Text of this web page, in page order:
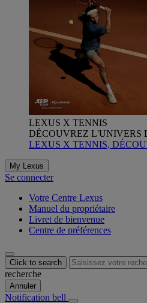
LEXUS X TENNIS
DÉCOUVREZ L'UNIVERS
LEXUS X TENNIS,
My Lexus
Se connecter
Votre Centre Lexus
Manuel du propriétaire
Livret de bienvenue
Centre de préférences
Click to search
recherche
Annuler
Notification bell